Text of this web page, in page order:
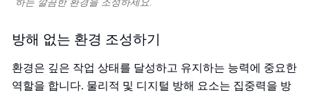
하는 깔끔한 환경을 조성하세요.
방해 없는 환경 조성하기
환경은 깊은 작업 상태를 달성하고 유지하는 능력에 중요한
역할을 합니다. 물리적 및 디지털 방해 요소는 집중력을 방